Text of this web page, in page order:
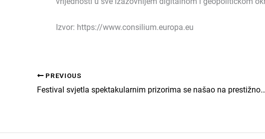
Izvor: https://www.consilium.europa.eu
PREVIOUS
Festival svjetla spektakularnim prizorima se našao na prestižnoj listi najboljih europskih događaja za 2026. godinu